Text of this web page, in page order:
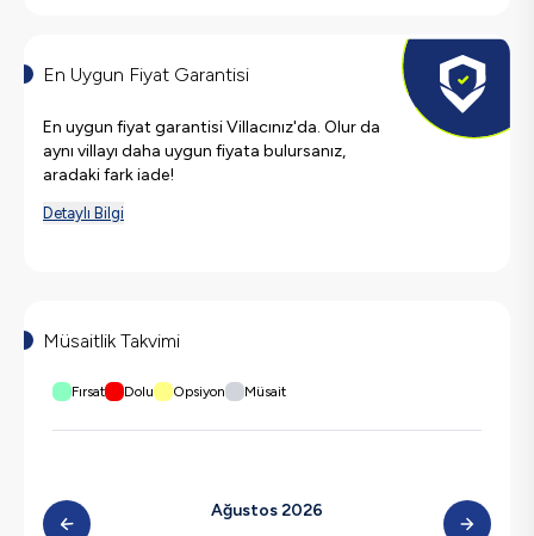
En Uygun Fiyat Garantisi
En uygun fiyat garantisi Villacınız'da. Olur da
aynı villayı daha uygun fiyata bulursanız,
aradaki fark iade!
Detaylı Bilgi
Müsaitlik Takvimi
Fırsat Dolu Opsiyon Müsait
Ağustos 2026